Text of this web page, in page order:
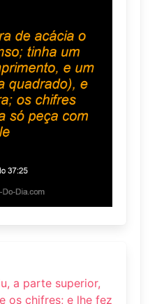
a parte superior,
os chifres; e lhe fez